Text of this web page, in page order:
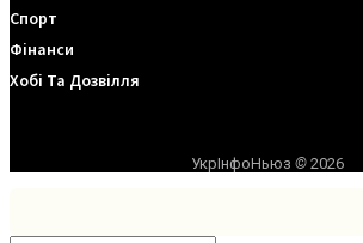
Спорт
Фінанси
Хобі Та Дозвілля
УкрІнфоНьюз © 2026